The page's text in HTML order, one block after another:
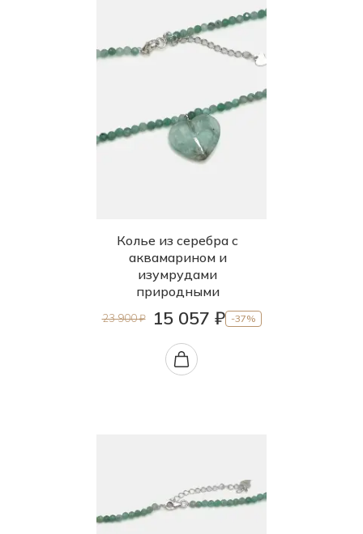
Колье из серебра с
аквамарином и
изумрудами
природными
23 900 ₽ 15 057 ₽ -37%